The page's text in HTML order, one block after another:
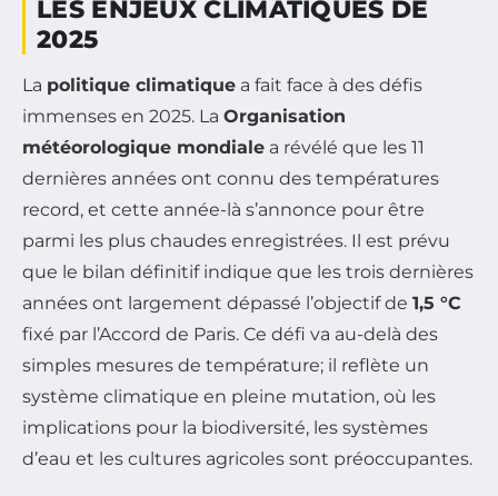
LES ENJEUX CLIMATIQUES DE
2025
La politique climatique a fait face à des défis
immenses en 2025. La Organisation
météorologique mondiale a révélé que les 11
dernières années ont connu des températures
record, et cette année-là s’annonce pour être
parmi les plus chaudes enregistrées. Il est prévu
que le bilan définitif indique que les trois dernières
années ont largement dépassé l’objectif de 1,5 °C
fixé par l’Accord de Paris. Ce défi va au-delà des
simples mesures de température; il reflète un
système climatique en pleine mutation, où les
implications pour la biodiversité, les systèmes
d’eau et les cultures agricoles sont préoccupantes.